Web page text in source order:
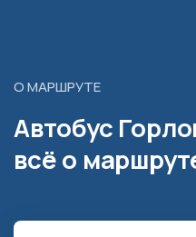
О МАРШРУТЕ
Автобус
всё о